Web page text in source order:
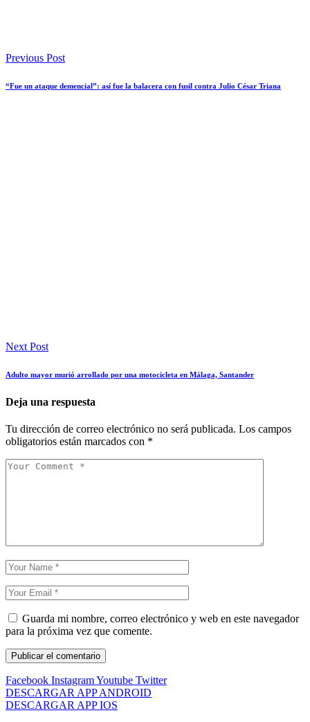
Previous Post
“Fue un ataque demencial”: así fue la balacera con fusil contra Julio César Triana
Next Post
Adulto mayor murió arrollado por una motocicleta en Málaga, Santander
Deja una respuesta
Tu dirección de correo electrónico no será publicada. Los campos
obligatorios están marcados con *
Guarda mi nombre, correo electrónico y web en este navegador
para la próxima vez que comente.
Facebook InstagramYoutube Twitter
DESCARGAR APP ANDROID
DESCARGAR APP IOS